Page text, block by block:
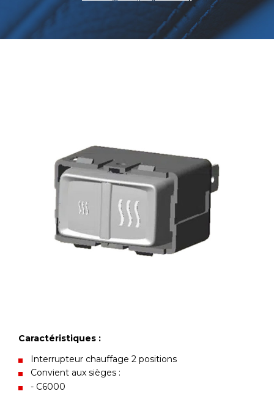
Caractéristiques :
Interrupteur chauffage 2 positions
Convient aux sièges :
- C6000